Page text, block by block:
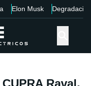
Elon Musk Degradación